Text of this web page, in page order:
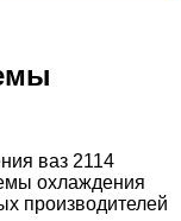
ваз 2114
охлаждения
производителей